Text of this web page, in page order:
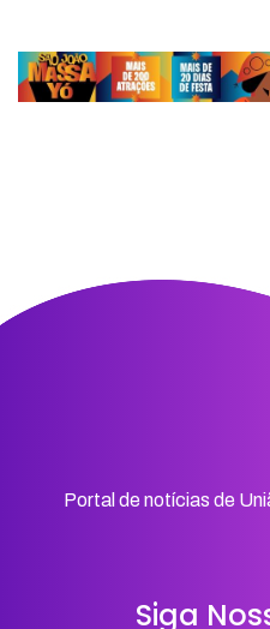
Portal de notícias de
Siga